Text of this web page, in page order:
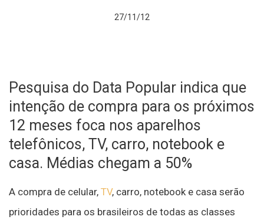
27/11/12
Pesquisa do Data Popular indica que
intenção de compra para os próximos
12 meses foca nos aparelhos
telefônicos, TV, carro, notebook e
casa. Médias chegam a 50%
A compra de celular, TV, carro, notebook e casa serão
prioridades para os brasileiros de todas as classes